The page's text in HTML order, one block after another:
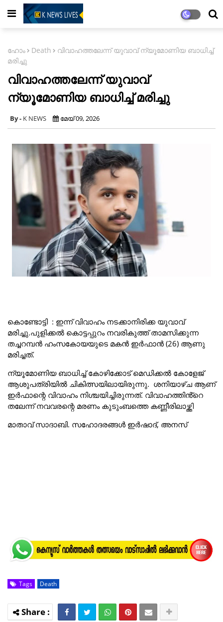
ഹോം Death
വിവാഹത്തലേന്ന് യുവാവ് ന്യൂമോണിയ ബാധിച്ച്
മരിച്ചു
വിവാഹത്തലേന്ന് യുവാവ്
ന്യൂമോണിയ ബാധിച്ച് മരിച്ചു
K NEWS മേയ് 09, 2026
കൊണ്ടോട്ടി : ഇന്ന് വിവാഹം നടക്കാനിരിക്ക യുവാവ്
മരിച്ചു.പുളിക്കൽ കൊട്ടപ്പുറം നവരികുത്ത് താമസിക്കുന്ന
തച്ചറമ്പൻ ഹംസകോയയുടെ മകൻ ഇർഫാൻ (26) ആണു
മരിച്ചത്.
ന്യൂമോണിയ ബാധിച്ച് കോഴിക്കോട് മെഡിക്കൽ കോളേജ്
ആശുപത്രിയിൽ ചികിത്സയിലായിരുന്നു. ശനിയാഴ്ച ആണ്
ഇർഫാന്റെ വിവാഹം നിശ്ചയിച്ചിരുന്നത്. വിവാഹത്തിൻ്റെ
തലേന്ന് നവവരന്റെ മരണം കുടുംബത്തെ കണ്ണീരിലാഴ്ത്തി
മാതാവ് സാദാബി. സഹോദരങ്ങൾ ഇർഷാദ്, അനസ്
Tags Death